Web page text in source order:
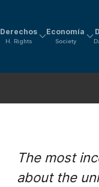
Derechos
H. Rights
Economía
Society
The most
about the